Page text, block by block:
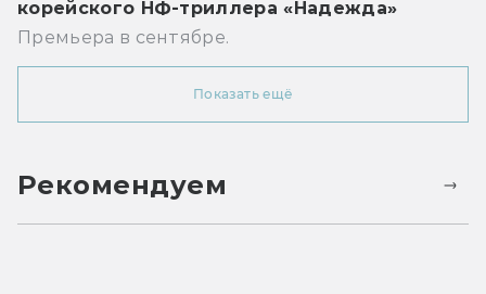
корейского НФ-триллера «Надежда»
Премьера в сентябре.
Показать ещё
Рекомендуем